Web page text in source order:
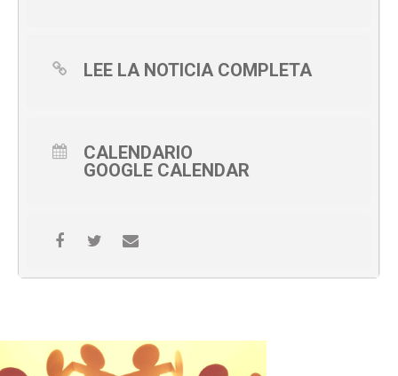
LEE LA NOTICIA COMPLETA
CALENDARIO
GOOGLE CALENDAR